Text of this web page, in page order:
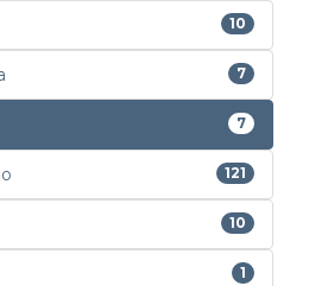
10
7
7
121
10
1